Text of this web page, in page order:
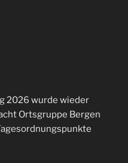
2026 wurde wieder
Ortsgruppe Bergen